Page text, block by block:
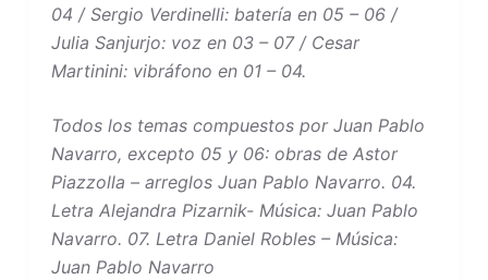
04 / Sergio Verdinelli: batería en 05 – 06 /
Julia Sanjurjo: voz en 03 – 07 / Cesar
Martinini: vibráfono en 01 – 04.
Todos los temas compuestos por Juan Pablo
Navarro, excepto 05 y 06: obras de Astor
Piazzolla – arreglos Juan Pablo Navarro. 04.
Letra Alejandra Pizarnik- Música: Juan Pablo
Navarro. 07. Letra Daniel Robles – Música:
Juan Pablo Navarro